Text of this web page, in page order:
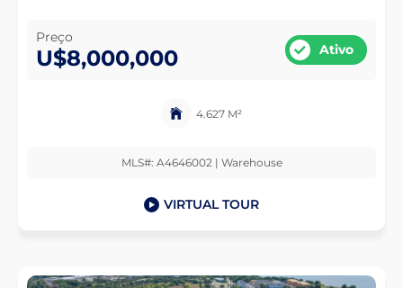
Preço
U$8,000,000 Ativo
4.627 M²
MLS#: A4646002 | Warehouse
VIRTUAL TOUR